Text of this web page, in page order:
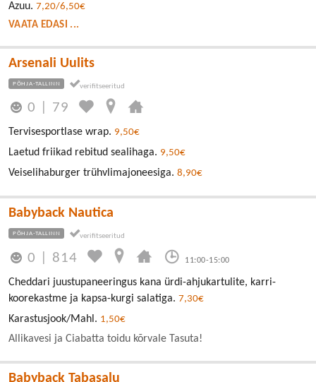
Azuu. 7,20/6,50€
VAATA EDASI ...
Arsenali Uulits
PÕHJA-TALLINN
0 79
Tervisesportlase wrap. 9,50€
Laetud friikad rebitud sealihaga. 9,50€
Veiselihaburger trühvlimajoneesiga. 8,90€
Babyback Nautica
PÕHJA-TALLINN
0 814 11:00-15:00
Cheddari juustupaneeringus kana ürdi-ahjukartulite, karri-
koorekastme ja kapsa-kurgi salatiga. 7,30€
Karastusjook/Mahl. 1,50€
Allikavesi ja Ciabatta toidu kõrvale Tasuta!
Babyback Tabasalu